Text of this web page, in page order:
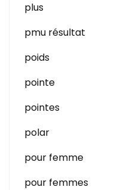
plus
pmu résultat
poids
pointe
pointes
polar
pour femme
pour femmes